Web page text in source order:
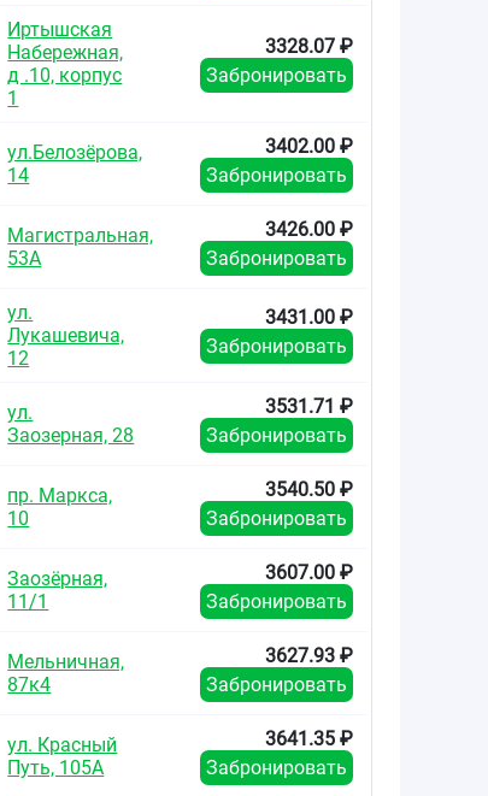
Иртышская
Набережная,
д .10, корпус
1
3328.07 ₽
Забронировать
ул.Белозёрова,
14
3402.00 ₽
Забронировать
Магистральная,
53А
3426.00 ₽
Забронировать
ул.
Лукашевича,
12
3431.00 ₽
Забронировать
ул.
Заозерная, 28
3531.71 ₽
Забронировать
пр. Маркса,
10
3540.50 ₽
Забронировать
Заозёрная,
11/1
3607.00 ₽
Забронировать
Мельничная,
87к4
3627.93 ₽
Забронировать
ул. Красный
Путь, 105А
3641.35 ₽
Забронировать